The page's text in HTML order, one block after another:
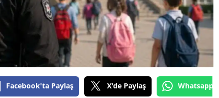
Facebook'ta Paylaş X'de Paylaş